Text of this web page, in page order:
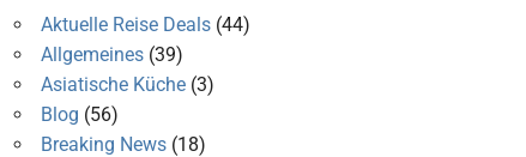
Aktuelle Reise Deals(44)
Allgemeines(39)
Asiatische Küche(3)
Blog (56)
Breaking News(18)